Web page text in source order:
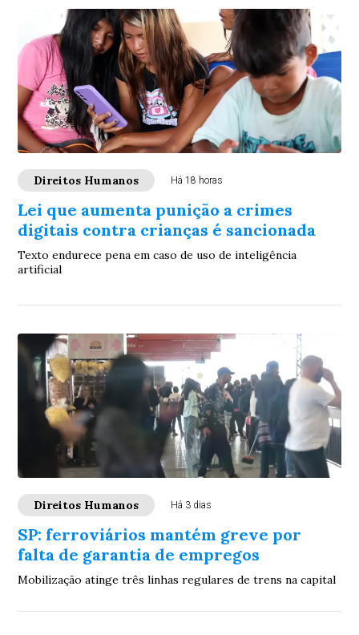
Direitos Humanos Há 18 horas
Lei que aumenta punição a crimes
digitais contra crianças é sancionada
Texto endurece pena em caso de uso de inteligência
artificial
Direitos Humanos Há 3 dias
SP: ferroviários mantém greve por
falta de garantia de empregos
Mobilização atinge três linhas regulares de trens na capital